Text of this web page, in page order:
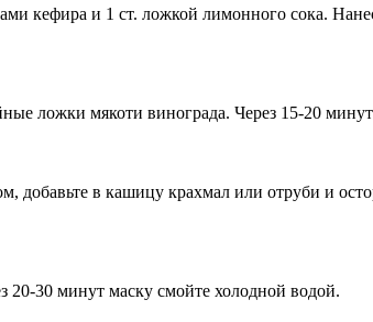
кефира и 1 ст. ложкой лимонного сока.
ложки мякоти винограда. Через 15-20минут
в кашицу крахмал или отруби и
20-30минут маску смойте холодной водой.